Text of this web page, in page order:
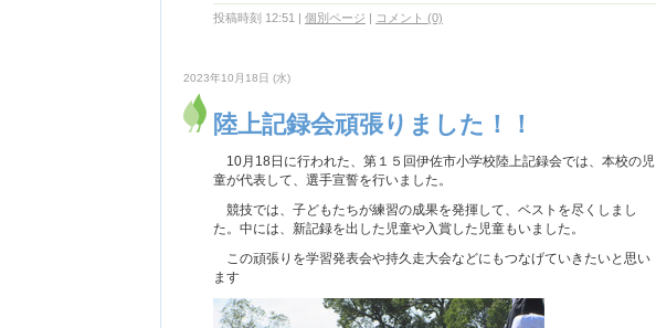
投稿時刻 12:51 | 個別ページ | コメント (0)
2023年10月18日 (水)
陸上記録会頑張りました！！
10月18日に行われた、第１５回伊佐市小学校陸上記録会では、本校の児
童が代表して、選手宣誓を行いました。
競技では、子どもたちが練習の成果を発揮して、ベストを尽くしまし
た。中には、新記録を出した児童や入賞した児童もいました。
この頑張りを学習発表会や持久走大会などにもつなげていきたいと思い
ます